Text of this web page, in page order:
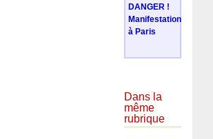
DANGER !
Manifestation
à Paris
Dans la
même
rubrique